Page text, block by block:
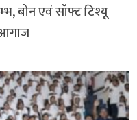
बोन एवं सॉफ्ट टिश्यू